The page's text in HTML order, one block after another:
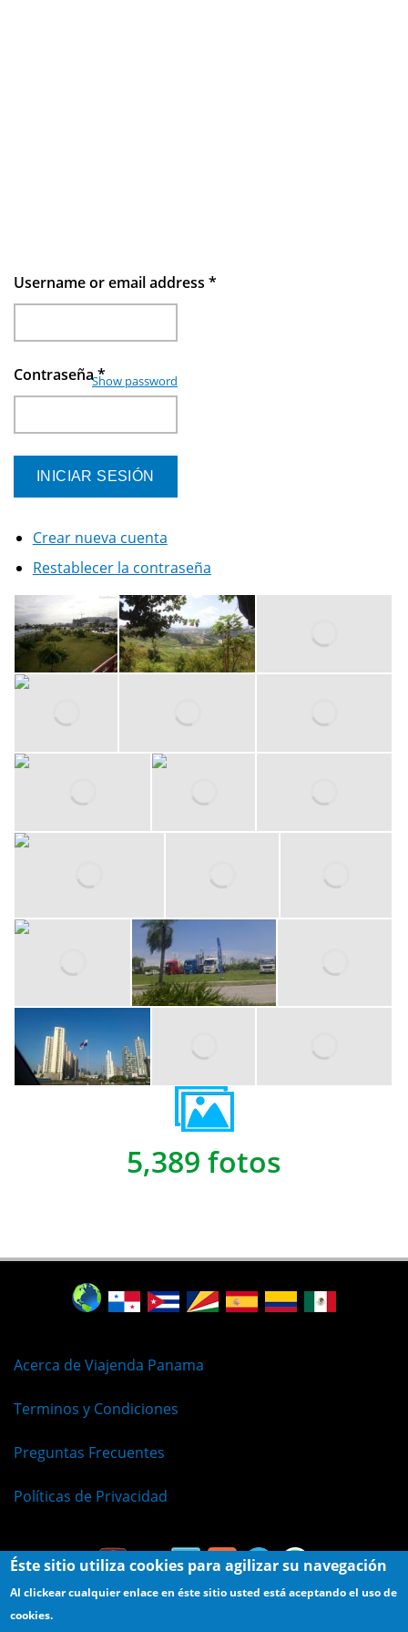
Username or email address *
Contraseña*
Show password
Crear nueva cuenta
Restablecer la contraseña
5,389 fotos
Acerca de Viajenda Panama
Terminos y Condiciones
Preguntas Frecuentes
Políticas de Privacidad
Éste sitio utiliza cookies para agilizar su navegación
Al clickear cualquier enlace en éste sitio usted está aceptando el uso de
cookies.